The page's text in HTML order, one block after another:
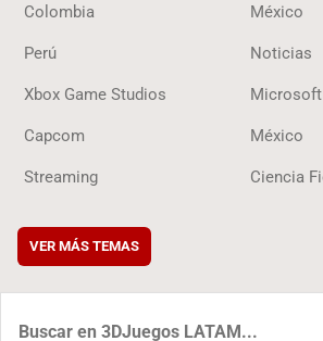
Colombia México
Perú Noticias
Xbox Game Studios Microsoft
Capcom México
Streaming Ciencia
VER MÁS TEMAS